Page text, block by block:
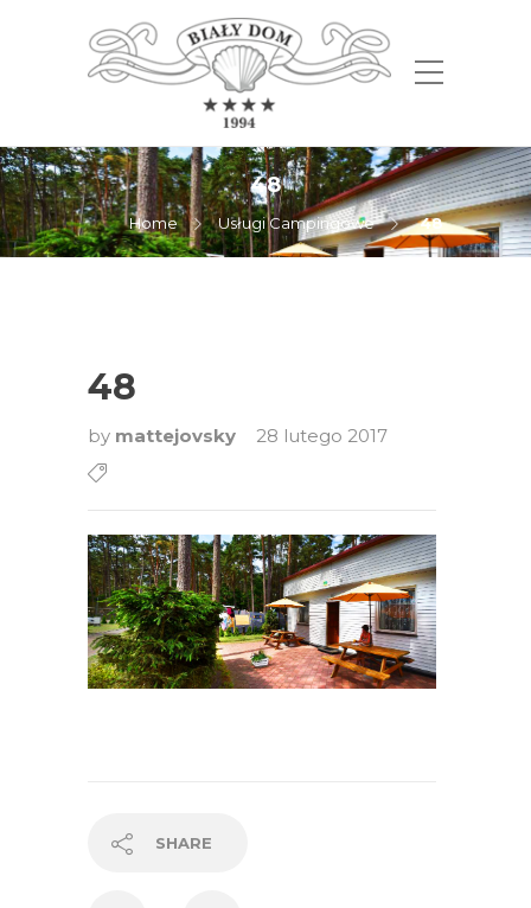
48
Home Usługi Campingowe 48
48
by mattejovsky 28 lutego 2017
SHARE